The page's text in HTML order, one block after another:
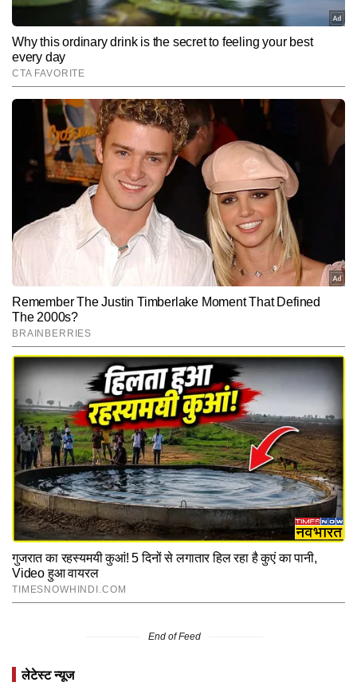
End of Feed
लेटेस्ट न्यूज